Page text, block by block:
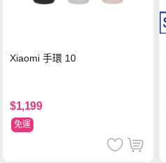
Xiaomi 手環 10
$1,199
免運